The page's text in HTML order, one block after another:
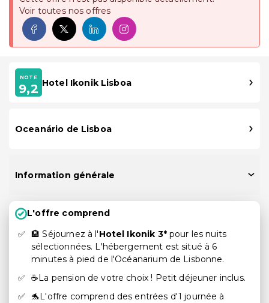
Voir toutes nos offres
NOTE
9,2 Hotel Ikonik Lisboa
Oceanário de Lisboa
Information générale
L'offre comprend
🏨 Séjournez à l'Hotel Ikonik 3*pour les nuits
sélectionnées. L'hébergement est situé à 6
minutes à pied de l'Océanarium de Lisbonne.
☕La pension de votre choix ! Petit déjeuner inclus.
🐬L'offre comprend des entrées d'1 journée à